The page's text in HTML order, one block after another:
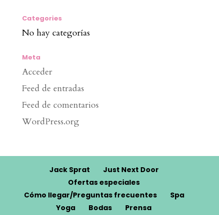
Categories
No hay categorías
Meta
Acceder
Feed de entradas
Feed de comentarios
WordPress.org
Jack Sprat
Just Next Door
Ofertas especiales
Cómo llegar/Preguntas frecuentes
Spa
Yoga
Bodas Prensa